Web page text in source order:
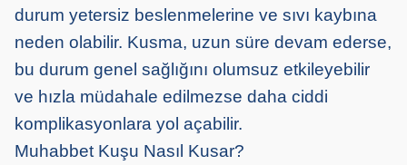
durum yetersiz beslenmelerine ve sıvı kaybına
neden olabilir. Kusma, uzun süre devam ederse,
bu durum genel sağlığını olumsuz etkileyebilir
ve hızla müdahale edilmezse daha ciddi
komplikasyonlara yol açabilir.
Muhabbet Kuşu Nasıl Kusar?